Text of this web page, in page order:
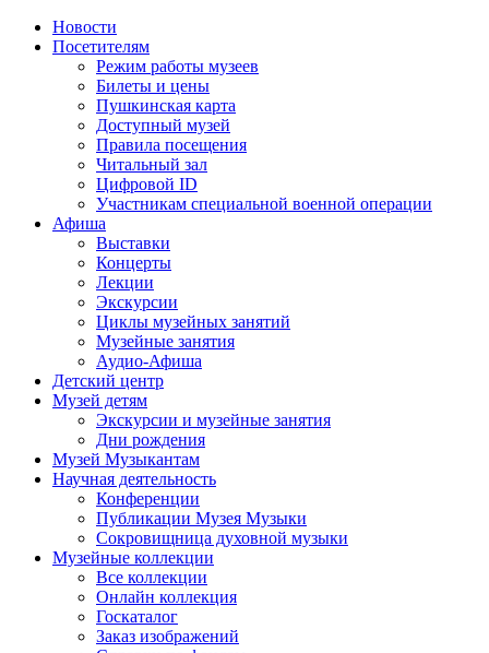
Новости
Посетителям
Режим работы музеев
Билеты и цены
Пушкинская карта
Доступный музей
Правила посещения
Читальный зал
Цифровой ID
Участникам специальной военной операции
Афиша
Выставки
Концерты
Лекции
Экскурсии
Циклы музейных занятий
Музейные занятия
Аудио-Афиша
Детский центр
Музей детям
Экскурсии и музейные занятия
Дни рождения
Музей Музыкантам
Научная деятельность
Конференции
Публикации Музея Музыки
Сокровищница духовной музыки
Музейные коллекции
Все коллекции
Онлайн коллекция
Госкаталог
Заказ изображений